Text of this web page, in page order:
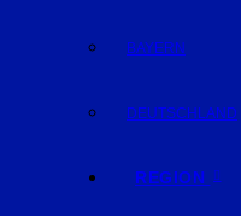
BAYERN
DEUTSCHLAND
REGION